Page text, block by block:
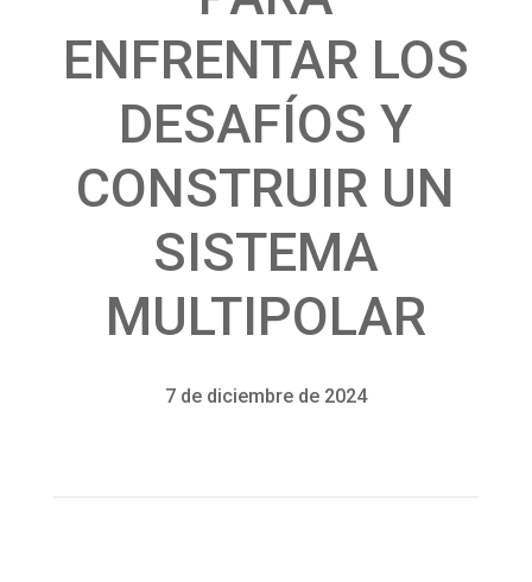
ENFRENTAR LOS
DESAFÍOS Y
CONSTRUIR UN
SISTEMA
MULTIPOLAR
7 de diciembre de 2024